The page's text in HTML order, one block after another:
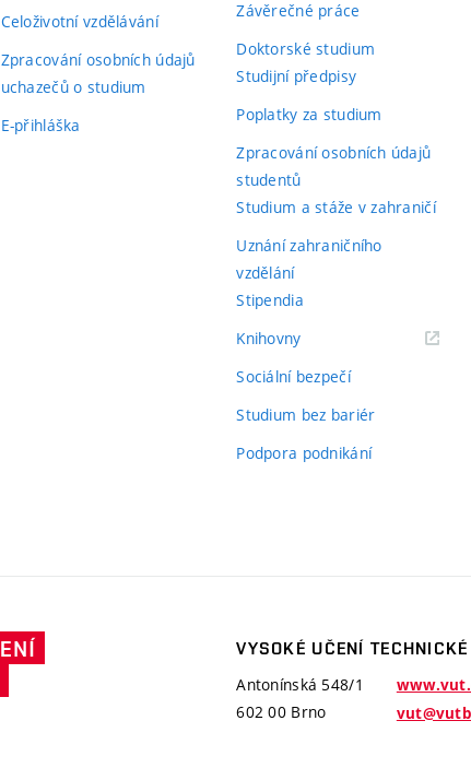
Celoživotní vzdělávání
Zpracování osobních údajů
uchazečů o studium
E-přihláška
Závěrečné práce
Doktorské studium
Studijní předpisy
Poplatky za studium
Zpracování osobních údajů
studentů
Studium a stáže v zahraničí
Uznání zahraničního
vzdělání
Stipendia
Knihovny(externí
Sociální bezpečí
Studium bez bariér
Podpora podnikání
učení
VYSOKÉ UČENÍ
Antonínská 548/1
602 00 Brno